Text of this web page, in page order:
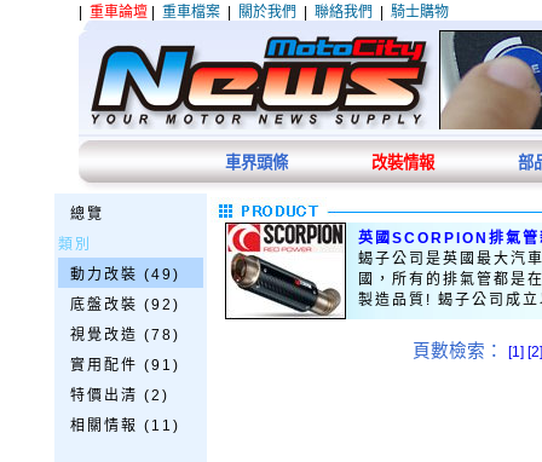
重車論壇 重車檔案 關於我們 聯絡我們 騎士購物
車界頭條 改裝情報 部
總覽
類別
動力改裝 (49)
底盤改裝 (92)
視覺改造 (78)
實用配件 (91)
特價出清 (2)
相關情報 (11)
英國SCORPION排氣管
蝎子公司是英國最大汽
國，所有的排氣管都是
製造品質! 蝎子公司成
頁數檢索： [1]